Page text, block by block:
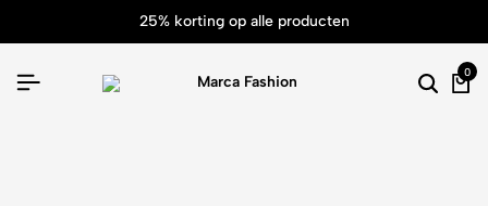
25% korting op alle producten
0